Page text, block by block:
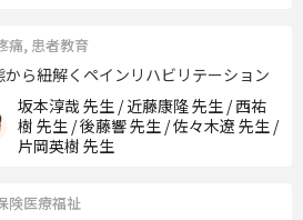
痛, 患者教育
から紐解くペインリハビリテーション
坂本淳哉 先生 / 近藤康隆 先生 / 西祐
樹 先生 / 後藤響 先生 / 佐々木遼 先生 /
片岡英樹 先生
険医療福祉